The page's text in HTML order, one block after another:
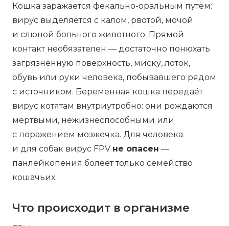
Кошка заражается фекально-оральным путём:
вирус выделяется с калом, рвотой, мочой
и слюной больного животного. Прямой
контакт необязателен — достаточно понюхать
загрязнённую поверхность, миску, лоток,
обувь или руки человека, побывавшего рядом
с источником. Беременная кошка передаёт
вирус котятам внутриутробно: они рождаются
мёртвыми, нежизнеспособными или
с поражением мозжечка. Для человека
и для собак вирус FPV не опасен —
панлейкопения болеет только семейство
кошачьих.
Что происходит в организме